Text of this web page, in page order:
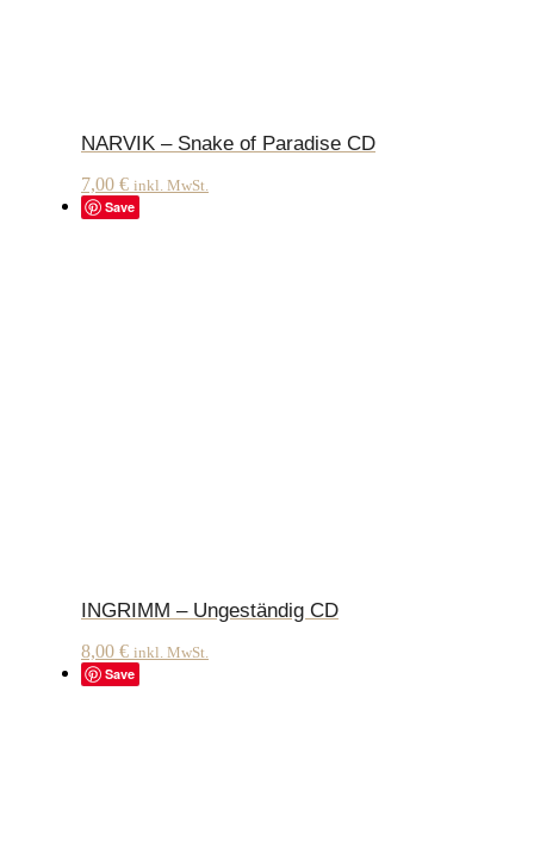
NARVIK – Snake of Paradise CD
7,00 € inkl. MwSt.
Save
INGRIMM – Ungeständig CD
8,00 € inkl. MwSt.
Save